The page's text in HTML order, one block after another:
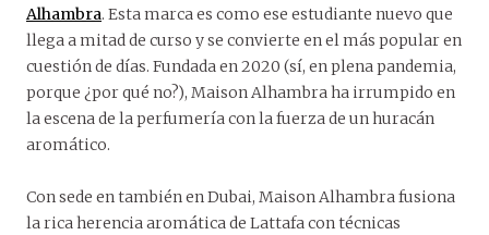
Alhambra. Esta marca es como ese estudiante nuevo que
llega a mitad de curso y se convierte en el más popular en
cuestión de días. Fundada en 2020 (sí, en plena pandemia,
porque ¿por qué no?), Maison Alhambra ha irrumpido en
la escena de la perfumería con la fuerza de un huracán
aromático.
Con sede en también en Dubai, Maison Alhambra fusiona
la rica herencia aromática de Lattafa con técnicas